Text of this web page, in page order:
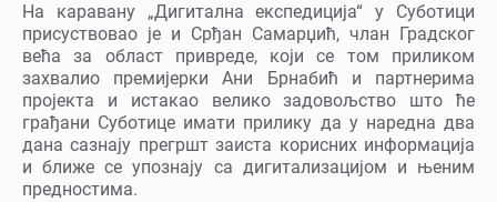
На каравану „Дигитална експедиција“ у Суботици
присуствовао је и Срђан Самарџић, члан Градског
већа за област привреде, који се том приликом
захвалио премијерки Ани Брнабић и партнерима
пројекта и истакао велико задовољство што ће
грађани Суботице имати прилику да у наредна два
дана сазнају прегршт заиста корисних информација
и ближе се упознају са дигитализацијом и њеним
предностима.